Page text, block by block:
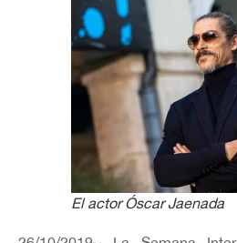
El actor Óscar Jaenada